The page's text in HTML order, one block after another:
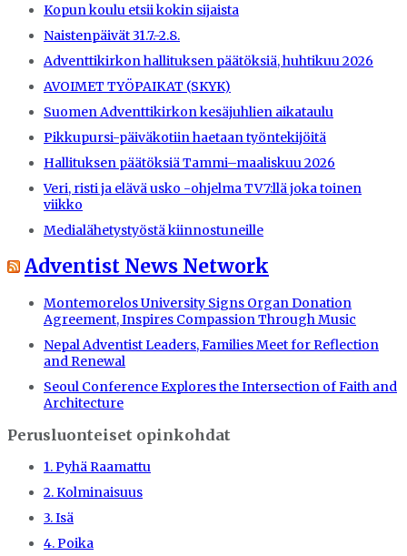
Kopun koulu etsii kokin sijaista
Naistenpäivät 31.7.-2.8.
Adventtikirkon hallituksen päätöksiä, huhtikuu 2026
AVOIMET TYÖPAIKAT (SKYK)
Suomen Adventtikirkon kesäjuhlien aikataulu
Pikkupursi-päiväkotiin haetaan työntekijöitä
Hallituksen päätöksiä Tammi–maaliskuu 2026
Veri, risti ja elävä usko -ohjelma TV7:llä joka toinen
viikko
Medialähetystyöstä kiinnostuneille
Adventist News Network
Montemorelos University Signs Organ Donation
Agreement, Inspires Compassion Through Music
Nepal Adventist Leaders, Families Meet for Reflection
and Renewal
Seoul Conference Explores the Intersection of Faith and
Architecture
Perusluonteiset opinkohdat
1. Pyhä Raamattu
2. Kolminaisuus
3. Isä
4. Poika